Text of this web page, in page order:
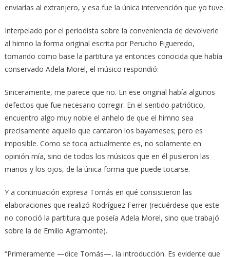
enviarlas al extranjero, y esa fue la única intervención que yo tuve.
Interpelado por el periodista sobre la conveniencia de devolverle
al himno la forma original escrita por Perucho Figueredo,
tomando como base la partitura ya entonces conocida que había
conservado Adela Morel, el músico respondió:
Sinceramente, me parece que no. En ese original había algunos
defectos que fue necesario corregir. En el sentido patriótico,
encuentro algo muy noble el anhelo de que el himno sea
precisamente aquello que cantaron los bayameses; pero es
imposible. Como se toca actualmente es, no solamente en
opinión mía, sino de todos los músicos que en él pusieron las
manos y los ojos, de la única forma que puede tocarse.
Y a continuación expresa Tomás en qué consistieron las
elaboraciones que realizó Rodríguez Ferrer (recuérdese que este
no conoció la partitura que poseía Adela Morel, sino que trabajó
sobre la de Emilio Agramonte).
“Primeramente —dice Tomás—, la introducción. Es evidente que